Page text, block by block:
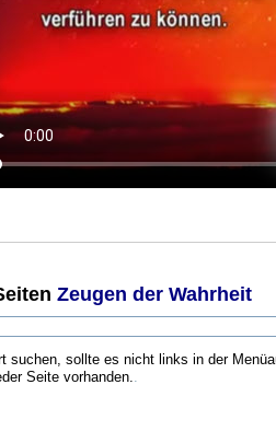
Zeugen der Wahrheit
suchen, sollte es nicht links in der
Seite vorhanden..